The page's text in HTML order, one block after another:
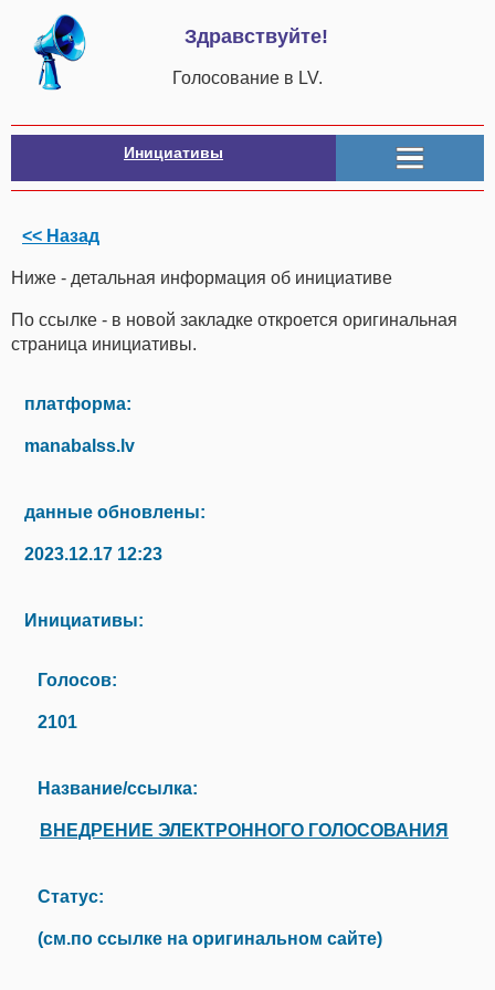
Здравствуйте!
Голосование в LV.
Инициативы
<< Назад
Ниже - детальная информация об инициативе
По ссылке - в новой закладке откроется оригинальная
страница инициативы.
платформа:
manabalss.lv
данные обновлены:
2023.12.17 12:23
Инициативы:
Голосов:
2101
Название/ссылка:
ВНЕДРЕНИЕ ЭЛЕКТРОННОГО ГОЛОСОВАНИЯ
Статус:
(см.по ссылке на оригинальном сайте)